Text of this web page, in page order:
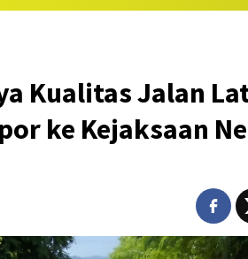
Kualitas Jalan
ke Kejaksaan